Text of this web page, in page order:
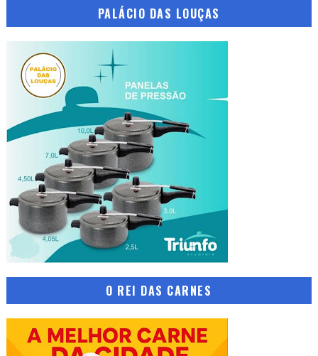
PALÁCIO DAS LOUÇAS
O REI DAS CARNES